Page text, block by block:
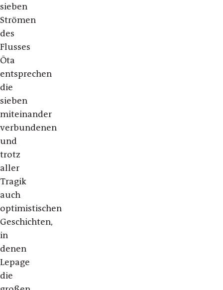
sieben
Strömen
des
Flusses
Ōta
entsprechen
die
sieben
miteinander
verbundenen
und
trotz
aller
Tragik
auch
optimistischen
Geschichten,
in
denen
Lepage
die